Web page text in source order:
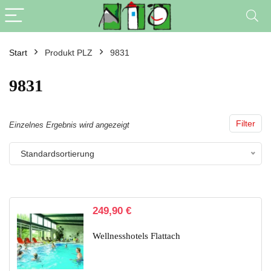
Start Produkt PLZ 9831
9831
Filter
Einzelnes Ergebnis wird angezeigt
Standardsortierung
249,90 €
Wellnesshotels Flattach